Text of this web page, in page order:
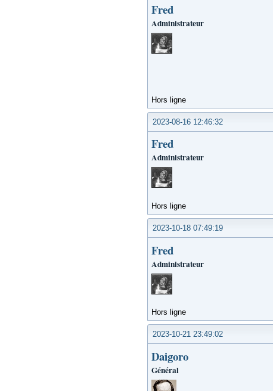
Fred
Administrateur
Hors ligne
2023-08-16 12:46:32
Fred
Administrateur
Hors ligne
2023-10-18 07:49:19
Fred
Administrateur
Hors ligne
2023-10-21 23:49:02
Daigoro
Général